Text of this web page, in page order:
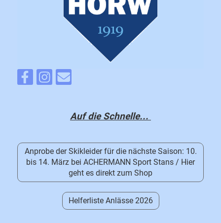
Auf die Schnelle...
Anprobe der Skikleider für die nächste Saison: 10.
bis 14. März bei ACHERMANN Sport Stans / Hier
geht es direkt zum Shop
Helferliste Anlässe 2026